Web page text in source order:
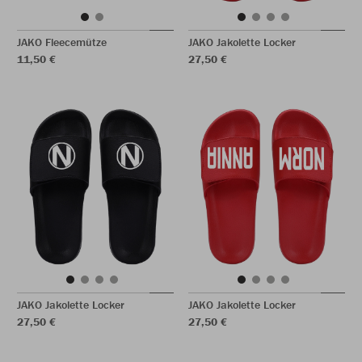
JAKO Fleecemütze
11,50 €
JAKO Jakolette Locker
27,50 €
JAKO Jakolette Locker
27,50 €
JAKO Jakolette Locker
27,50 €